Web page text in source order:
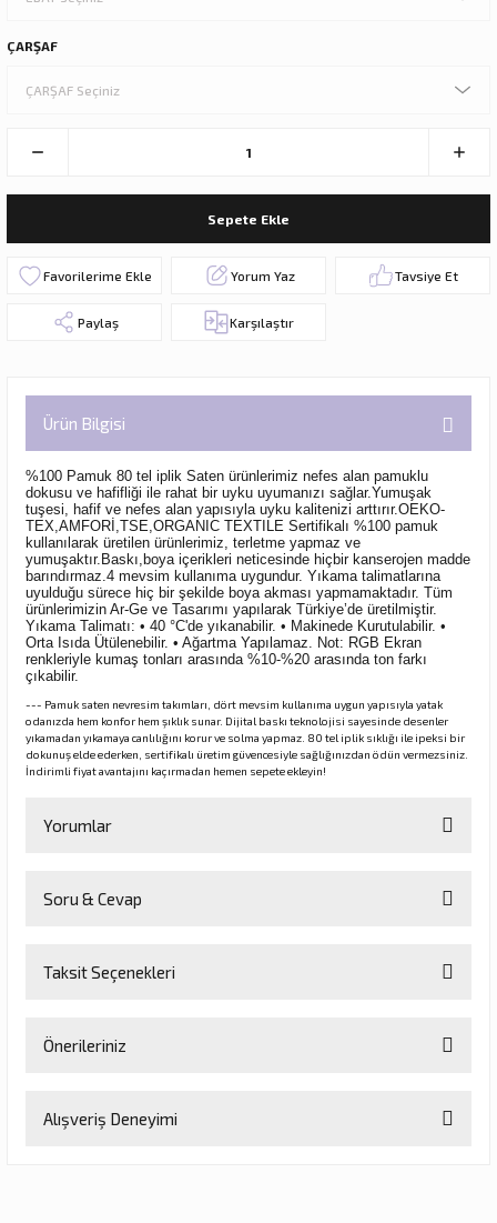
ÇARŞAF
Sepete Ekle
Yorum Yaz Tavsiye Et
Paylaş Karşılaştır
Ürün Bilgisi
%100 Pamuk 80 tel iplik Saten ürünlerimiz nefes alan pamuklu
dokusu ve hafifliği ile rahat bir uyku uyumanızı sağlar.Yumuşak
tuşesi, hafif ve nefes alan yapısıyla uyku kalitenizi arttırır.OEKO-
TEX,AMFORİ,TSE,ORGANIC TEXTILE Sertifikalı %100 pamuk
kullanılarak üretilen ürünlerimiz, terletme yapmaz ve
yumuşaktır.Baskı,boya içerikleri neticesinde hiçbir kanserojen madde
barındırmaz.4 mevsim kullanıma uygundur. Yıkama talimatlarına
uyulduğu sürece hiç bir şekilde boya akması yapmamaktadır. Tüm
ürünlerimizin Ar-Ge ve Tasarımı yapılarak Türkiye’de üretilmiştir.
Yıkama Talimatı: • 40 °C'de yıkanabilir. • Makinede Kurutulabilir. •
Orta Isıda Ütülenebilir. • Ağartma Yapılamaz. Not: RGB Ekran
renkleriyle kumaş tonları arasında %10-%20 arasında ton farkı
çıkabilir.
--- Pamuk saten nevresim takımları, dört mevsim kullanıma uygun yapısıyla yatak
odanızda hem konfor hem şıklık sunar. Dijital baskı teknolojisi sayesinde desenler
yıkamadan yıkamaya canlılığını korur ve solma yapmaz. 80 tel iplik sıklığı ile ipeksi bir
dokunuş elde ederken, sertifikalı üretim güvencesiyle sağlığınızdan ödün vermezsiniz.
İndirimli fiyat avantajını kaçırmadan hemen sepete ekleyin!
Yorumlar
Soru & Cevap
Taksit Seçenekleri
Önerileriniz
konularda yetersiz gördüğünüz noktaları öneri formunu kullanarak
Alışveriş Deneyimi